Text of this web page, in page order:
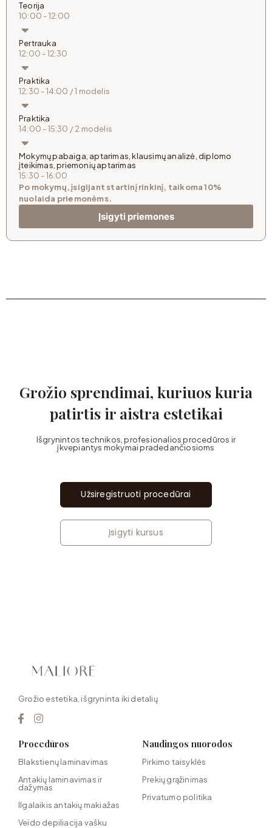
Teorija
10:00 - 12:00
Pertrauka
12:00 - 12:30
Praktika
12:30 - 14:00 / 1 modelis
Praktika
14:00 - 15:30 / 2 modelis
Mokymų pabaiga, aptarimas, klausimų analizė, diplomo
įteikimas, priemonių aptarimas
15:30 - 16:00
Po mokymų, įsigijant startinį rinkinį, taikoma 10%
nuolaida priemonėms.
Įsigyti priemones
Grožio sprendimai, kuriuos kuria
patirtis ir aistra estetikai
Išgrynintos technikos, profesionalios procedūros ir
įkvepiantys mokymai pradedančiosioms
Užsiregistruoti procedūrai
Įsigyti kursus
Grožio estetika, išgryninta iki detalių
Procedūros
Blakstienų laminavimas
Antakių laminavimas ir
dažymas
Ilgalaikis antakių makiažas
Veido depiliacija vašku
Naudingos nuorodos
Pirkimo taisyklės
Prekių grąžinimas
Privatumo politika